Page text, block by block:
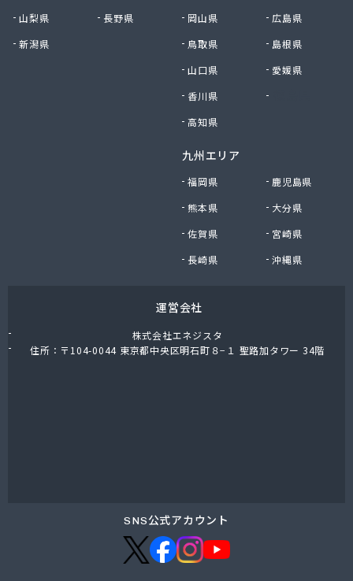
三ツ輪液化瓦斯株式会社 東京営業所
三喜屋商店
上千葉プロパン
山梨県
長野県
新潟県
岡山県
広島県
鳥取県
島根県
山口県
愛媛県
香川県
高知県
九州エリア
福岡県
鹿児島県
熊本県
大分県
佐賀県
宮崎県
長崎県
沖縄県
運営会社
株式会社エネジスタ
住所：〒104-0044 東京都中央区明石町８−１ 聖路加タワー 34階
SNS公式アカウント